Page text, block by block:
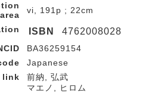
area
vi, 191p ; 22cm
ISBN 4762008028
BA36259154
Japanese
link
前納, 弘武
マエノ, ヒロム